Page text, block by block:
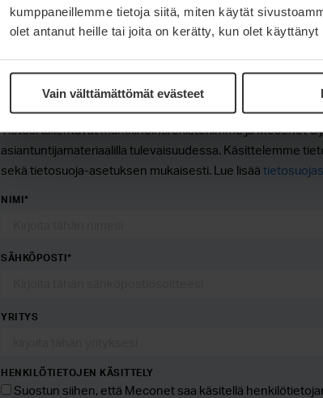
kumppaneillemme tietoja siitä, miten käytät
olet antanut heille tai joita on kerätty, kun olet käyttänyt
Vain välttämättömät evästeet
Täytä lomake, niin lähetämme oppaan
Tietosi tallentuvat markkinointirekisteriimme ja Meconet
asiantuntijamateriaalilla tulevaisuudessa. Käsittelemme
sekä tietosuoja-asetuksen mukaisesti. Lue lisää
NIMI*
SÄHKÖPOSTI*
YRITYS
HENKILÖTIETOJEN KÄSITTELY
Suostun siihen, että Meconet saa käsitellä